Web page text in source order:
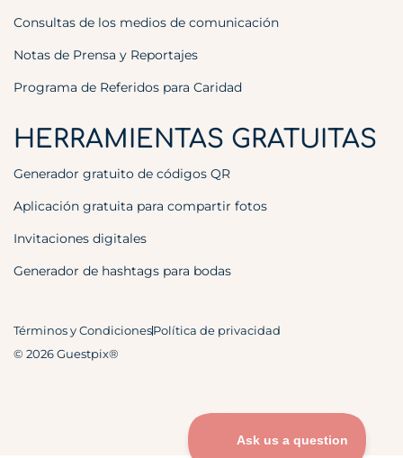
Consultas de los medios de comunicación
Notas de Prensa y Reportajes
Programa de Referidos para Caridad
HERRAMIENTAS GRATUITAS
Generador gratuito de códigos QR
Aplicación gratuita para compartir fotos
Invitaciones digitales
Generador de hashtags para bodas
© 2026 Guestpix®
Términos y CondicionesPolítica de privacidad